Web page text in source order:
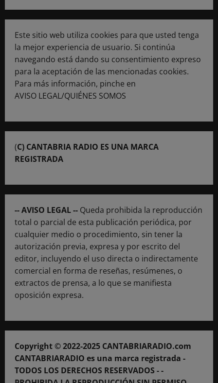
Este sitio web utiliza cookies para que usted tenga
la mejor experiencia de usuario. Si continúa
navegando está dando su consentimiento expreso
para la aceptación de las mencionadas cookies.
Para más información, pinche en
AVISO LEGAL/QUIÉNES SOMOS
(C) CANTABRIA RADIO ES UNA MARCA
REGISTRADA
-- AVISO LEGAL -- Queda prohibida la reproducción
total o parcial de esta publicación periódica, por
cualquier medio o procedimiento, sin tener la
autorización previa, expresa y por escrito del
editor, incluyendo el uso directa o indirectamente
comercial en forma de reseñas, resúmenes, o
extractos de prensa, a lo que se manifiesta
oposición expresa.
Copyright © 2022-2025 CANTABRIARADIO.com
CANTABRIARADIO es una marca registrada -
TODOS LOS DERECHOS RESERVADOS - -